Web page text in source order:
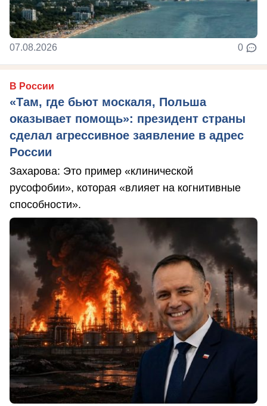
07.08.2026 0
В России
«Там, где бьют москаля, Польша
оказывает помощь»: президент страны
сделал агрессивное заявление в адрес
России
Захарова: Это пример «клинической
русофобии», которая «влияет на когнитивные
способности».